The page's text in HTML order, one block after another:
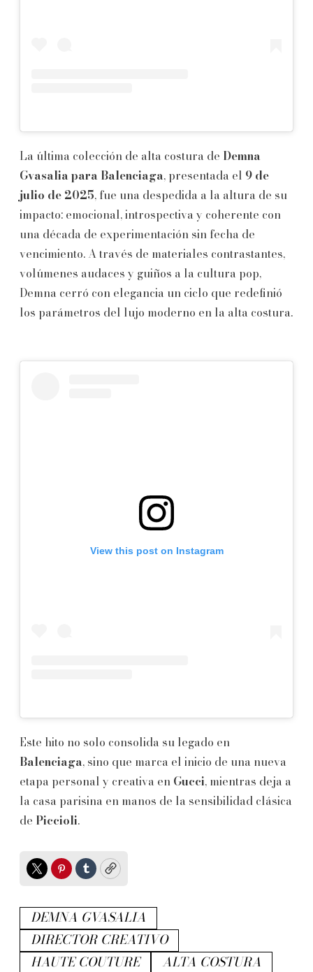
La última colección de alta costura de Demna
Gvasalia para Balenciaga, presentada el 9 de
julio de 2025, fue una despedida a la altura de su
impacto: emocional, introspectiva y coherente con
una década de experimentación sin fecha de
vencimiento. A través de materiales contrastantes,
volúmenes audaces y guiños a la cultura pop,
Demna cerró con elegancia un ciclo que redefinió
los parámetros del lujo moderno en la alta costura.
View this post on Instagram
Este hito no solo consolida su legado en
Balenciaga, sino que marca el inicio de una nueva
etapa personal y creativa en Gucci, mientras deja a
la casa parisina en manos de la sensibilidad clásica
de Piccioli.
TwitterPinterest
TumblrCopy
DEMNA GVASALIA
DIRECTOR CREATIVO
HAUTE COUTURE
ALTA COSTURA